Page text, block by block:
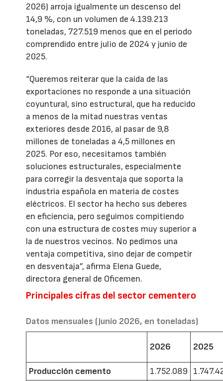
2026) arroja igualmente un descenso del
14,9 %, con un volumen de 4.139.213
toneladas, 727.519 menos que en el periodo
comprendido entre julio de 2024 y junio de
2025.
“Queremos reiterar que la caída de las
exportaciones no responde a una situación
coyuntural, sino estructural, que ha reducido
a menos de la mitad nuestras ventas
exteriores desde 2016, al pasar de 9,8
millones de toneladas a 4,5 millones en
2025. Por eso, necesitamos también
soluciones estructurales, especialmente
para corregir la desventaja que soporta la
industria española en materia de costes
eléctricos. El sector ha hecho sus deberes
en eficiencia, pero seguimos compitiendo
con una estructura de costes muy superior a
la de nuestros vecinos. No pedimos una
ventaja competitiva, sino dejar de competir
en desventaja”, afirma Elena Guede,
directora general de Oficemen.
Principales cifras del sector cementero
Datos mensuales (junio 2026, en toneladas)
2026 2025
Producción cemento 1.752.089